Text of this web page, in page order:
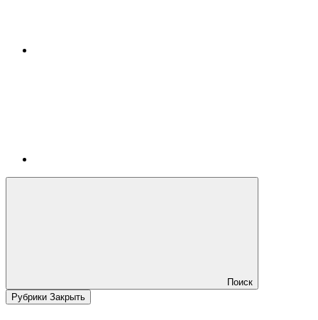
Поиск
Рубрики Закрыть